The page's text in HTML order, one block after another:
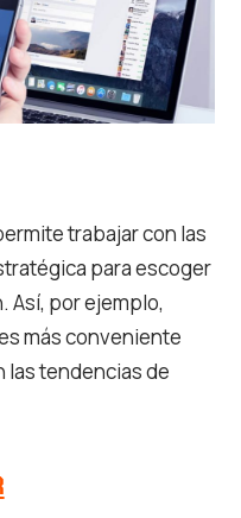
trabajar con las
para escoger
Así, por ejemplo,
más conveniente
las tendencias de